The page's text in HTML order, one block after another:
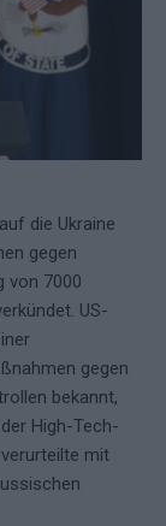
die Ukraine
gegen
von 7000
US-
gegen
bekannt,
High-Tech-
mit